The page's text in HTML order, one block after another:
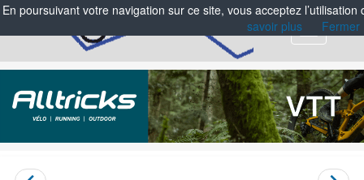
Menu
En poursuivant votre navigation sur ce site, vous acceptez
savoir plus
Fermer